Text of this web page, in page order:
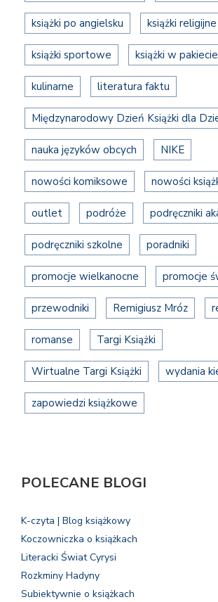
książki po angielsku książki religijne
książki sportowe książki w pakiecie
kulinarne literatura faktu
Międzynarodowy Dzień Książki dla
nauka języków obcych NIKE
nowości komiksowe nowości
outlet podróże podręczniki
podręczniki szkolne poradniki
promocje wielkanocne promocje
przewodniki Remigiusz Mróz
romanse Targi Książki
Wirtualne Targi Książki wydania
zapowiedzi książkowe
POLECANE BLOGI
K-czyta | Blog książkowy
Koczowniczka o książkach
Literacki Świat Cyrysi
Rozkminy Hadyny
Subiektywnie o książkach